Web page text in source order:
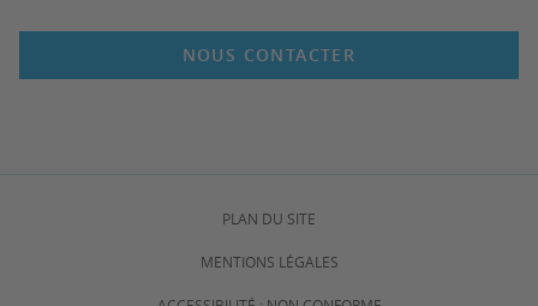
NOUS CONTACTER
PLAN DU SITE
MENTIONS LÉGALES